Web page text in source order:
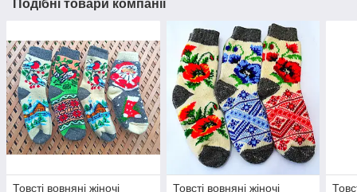
Подібні товари компанії
Товсті вовняні жіночі
Товсті вовняні жіночі